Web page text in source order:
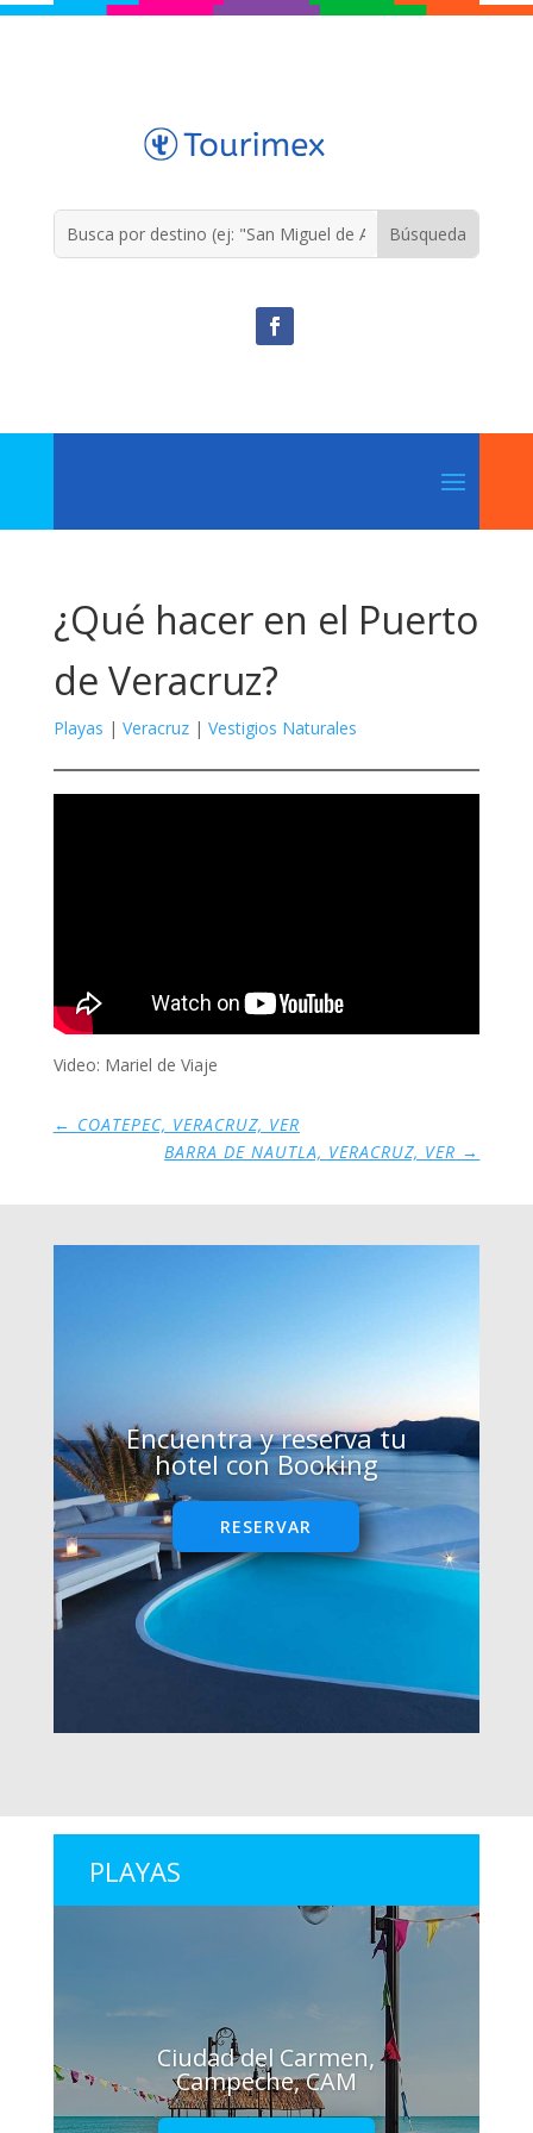
¿Qué hacer en el Puerto
de Veracruz?
Playas | Veracruz| Vestigios Naturales
Video: Mariel de Viaje
← COATEPEC, VERACRUZ, VER
BARRA DE NAUTLA, VERACRUZ, VER →
Encuentra y reserva tu
hotel con Booking
RESERVAR
PLAYAS
Ciudad del Carmen,
Campeche, CAM